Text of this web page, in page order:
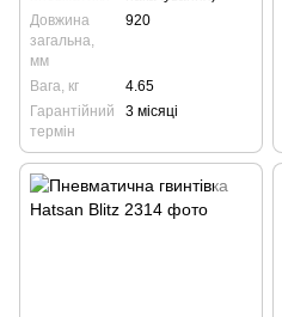
Довжина
загальна,
мм
920
Вага, кг
4.65
Гарантійний
термін
3 місяці